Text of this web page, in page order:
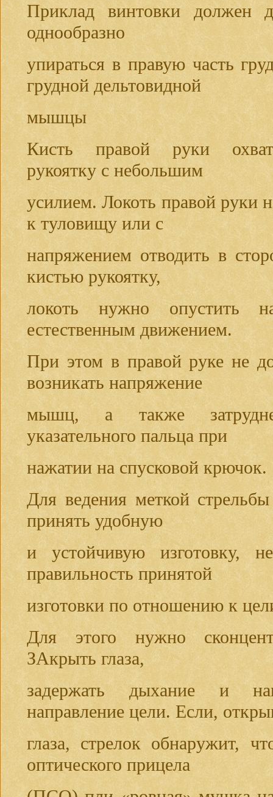
Приклад винтовки должен
однообразно
упираться в правую часть
грудной дельтовидной
мышцы
Кисть правой руки
рукоятку с небольшим
усилием. Локоть правой руки
к туловищу или с
напряжением отводить в
кистью рукоятку,
локоть нужно опустить
естественным движением.
При этом в правой руке не
возникать напряжение
мышц, а также
указательного пальца при
нажатии на спусковой крючок.
Для ведения меткой стрельбы
принять удобную
и устойчивую изготовку,
правильность принятой
изготовки по отношению к
Для этого нужно
ЗАкрыть глаза,
задержать дыхание и
направление цели. Если,
глаза, стрелок обнаружит,
оптического прицела